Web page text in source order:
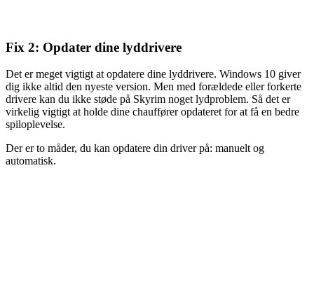
Fix 2: Opdater dine lyddrivere
Det er meget vigtigt at opdatere dine lyddrivere. Windows 10 giver
dig ikke altid den nyeste version. Men med forældede eller forkerte
drivere kan du ikke støde på Skyrim noget lydproblem. Så det er
virkelig vigtigt at holde dine chauffører opdateret for at få en bedre
spiloplevelse.
Der er to måder, du kan opdatere din driver på: manuelt og
automatisk.